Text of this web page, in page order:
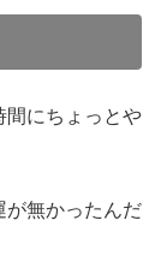
間にちょっとや
が無かったんだ